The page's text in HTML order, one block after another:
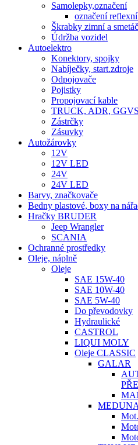
Samolepky,označení
označení
Škrabky zimní a
Údržba vozidel
Autoelektro
Konektory, spojky
Nabíječky, start.zdroje
Odpojovače
Pojistky
Propojovací kable
TRUCK, ADR, GGVS
Zástrčky
Zásuvky
Autožárovky
12V
12V LED
24V
24V LED
Barvy, značkovače
Bedny plastové, boxy na
Hračky BRUDER
Jeep Wrangler
SCANIA
Ochranné prostředky
Oleje, náplně
Oleje
SAE 15W-40
SAE 10W-40
SAE 5W-40
Do převodovky
Hydraulické
CASTROL
LIQUI MOLY
Oleje CLASSIC
GALAR
MEDUNA